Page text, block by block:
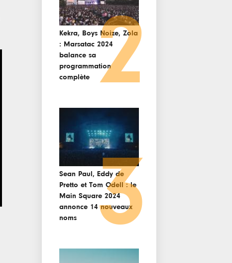
Kekra, Boys Noize, Zola
: Marsatac 2024
balance sa
programmation
complète
2
Sean Paul, Eddy de
Pretto et Tom Odell : le
Main Square 2024
annonce 14 nouveaux
noms
3